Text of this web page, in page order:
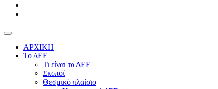
ΑΡΧΙΚΗ
Το ΔΕΕ
Τι είναι το ΔΕΕ
Σκοποί
Θεσμικό πλαίσιο